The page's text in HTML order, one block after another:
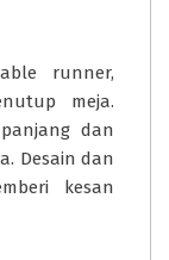
runner,
meja.
dan
Desain dan
kesan